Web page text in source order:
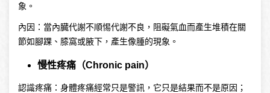
象。
內因：當內臓代謝不順惕代謝不良，阻礙氣血而產生堆積在關
節如腳踝、膝窩或腋下，產生像腫的現象。
慢性疼痛（Chronic pain）
認識疼痛：身體疼痛經常只是警訊，它只是結果而不是原因；